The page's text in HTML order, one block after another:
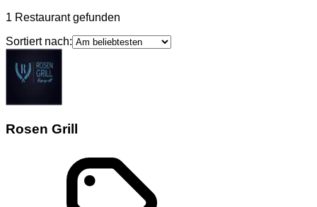
1 Restaurantgefunden
Sortiert nach:
Rosen Grill